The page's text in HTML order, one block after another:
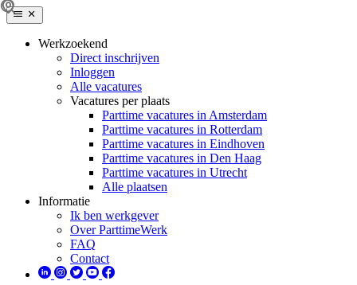
Werkzoekend
Direct inschrijven
Inloggen
Alle vacatures
Vacatures per plaats
Parttime vacatures in Amsterdam
Parttime vacatures in Rotterdam
Parttime vacatures in Eindhoven
Parttime vacatures in Den Haag
Parttime vacatures in Utrecht
Alle plaatsen
Informatie
Ik ben werkgever
Over ParttimeWerk
FAQ
Contact